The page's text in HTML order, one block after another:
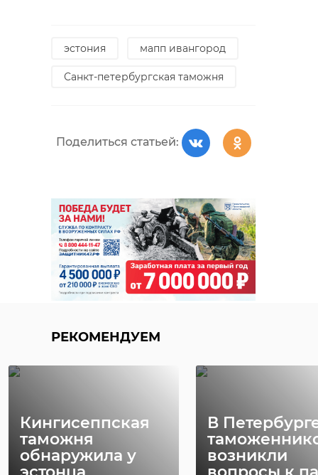
эстония мапп ивангород
Санкт-петербургская таможня
Поделиться статьей:
РЕКОМЕНДУЕМ
Кингисеппская
таможня
обнаружила у
В
возникли